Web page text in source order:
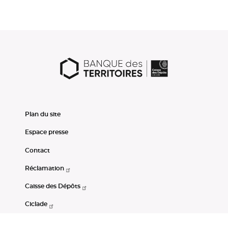
Plan du site
Espace presse
Contact
Réclamation
Caisse des Dépôts
Ciclade